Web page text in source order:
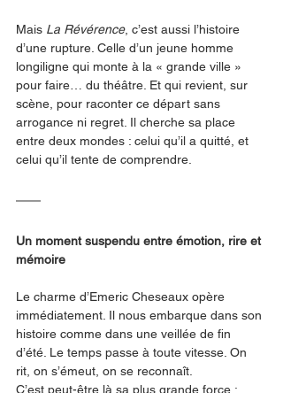
Mais La Révérence, c’est aussi l’histoire
d’une rupture. Celle d’un jeune homme
longiligne qui monte à la « grande ville »
pour faire… du théâtre. Et qui revient, sur
scène, pour raconter ce départ sans
arrogance ni regret. Il cherche sa place
entre deux mondes : celui qu’il a quitté, et
celui qu’il tente de comprendre.
Un moment suspendu entre émotion, rire et
mémoire
Le charme d’Emeric Cheseaux opère
immédiatement. Il nous embarque dans son
histoire comme dans une veillée de fin
d’été. Le temps passe à toute vitesse. On
rit, on s’émeut, on se reconnaît.
C’est peut-être là sa plus grande force :